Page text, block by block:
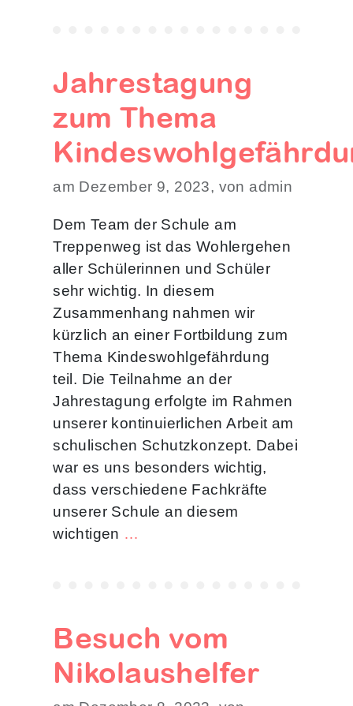
Jahrestagung
zum Thema
am Dezember 9, 2023, von admin
Dem Team der Schule am
Treppenweg ist das Wohlergehen
aller Schülerinnen und Schüler
sehr wichtig. In diesem
Zusammenhang nahmen wir
kürzlich an einer Fortbildung zum
Thema Kindeswohlgefährdung
teil. Die Teilnahme an der
Jahrestagung erfolgte im Rahmen
unserer kontinuierlichen Arbeit am
schulischen Schutzkonzept. Dabei
war es uns besonders wichtig,
dass verschiedene Fachkräfte
unserer Schule an diesem
wichtigen …
Besuch vom
Nikolaushelfer